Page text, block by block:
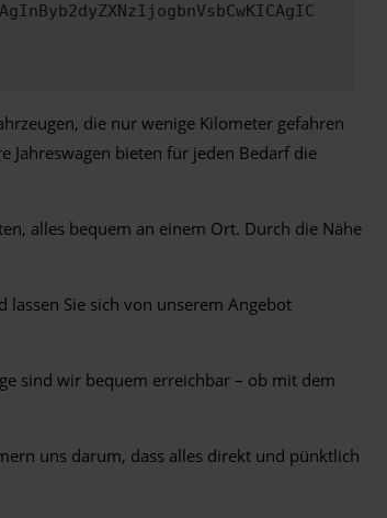
die nur wenige Kilometer gefahren
Jahreswagen bieten für jeden Bedarf die
alles bequem an einem Ort. Durch die Nähe
lassen Sie sich von unserem Angebot
sind wir bequem erreichbar – ob mit dem
uns darum, dass alles direkt und pünktlich